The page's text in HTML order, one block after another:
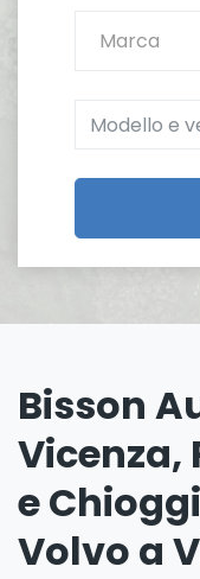
Marca
Bisson
Vicenza,
e
Volvo a